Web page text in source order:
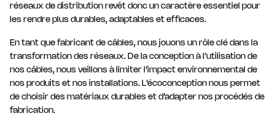
réseaux de distribution revêt donc un caractère essentiel pour
les rendre plus durables, adaptables et efficaces.
En tant que fabricant de câbles, nous jouons un rôle clé dans la
transformation des réseaux. De la conception à l’utilisation de
nos câbles, nous veillons à limiter l’impact environnemental de
nos produits et nos installations. L’écoconception nous permet
de choisir des matériaux durables et d’adapter nos procédés de
fabrication.